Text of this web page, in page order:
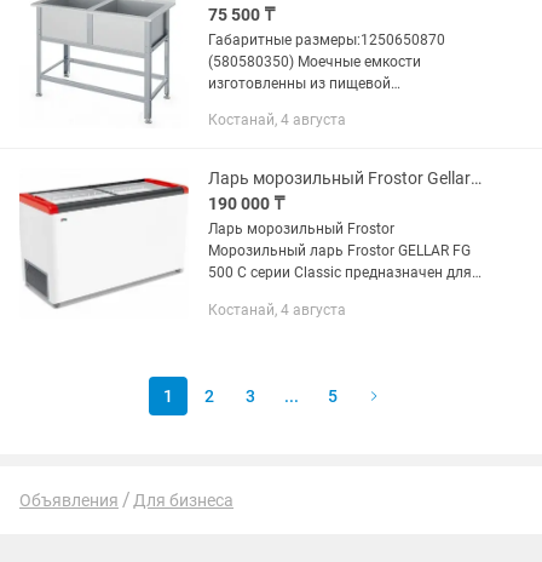
75 500 ₸
Габаритные размеры:1250650870
(580580350) Моечные емкости
изготовленны из пищевой
быть изготовлен из 3 видов стали: (э)
окрашенный...
Костанай, 4 августа
Ларь морозильный Frostor Gellar FG 500 C красный
190 000 ₸
Ларь морозильный Frostor
Морозильный ларь Frostor GELLAR FG
500 C серии Classic предназначен для
длительного хранения продуктов и
Костанай, 4 августа
1 2 3 ... 5
Объявления Для бизнеса